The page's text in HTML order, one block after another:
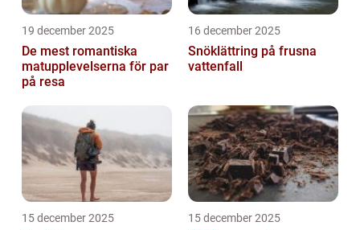
19 december 2025
De mest romantiska
matupplevelserna för par
på resa
16 december 2025
Snöklättring på frusna
vattenfall
15 december 2025 15 december 2025